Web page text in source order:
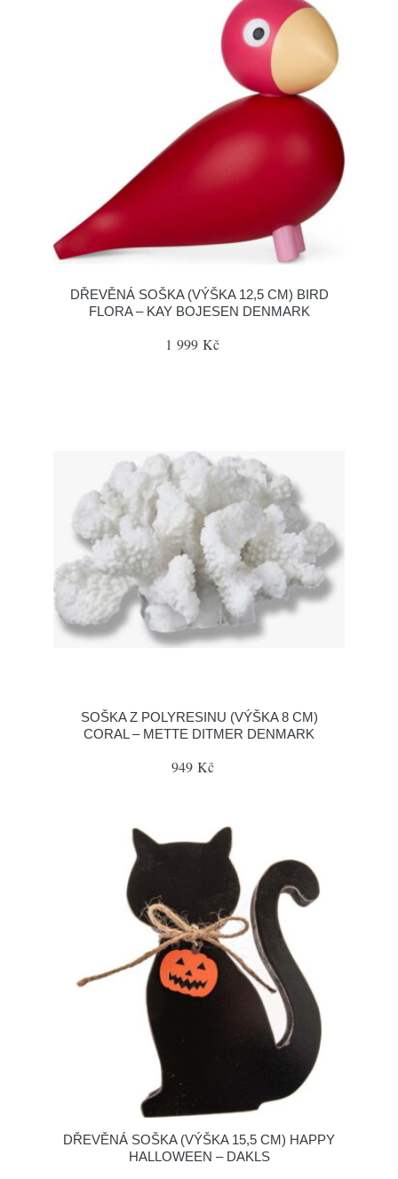
DŘEVĚNÁ SOŠKA (VÝŠKA 12,5 CM) BIRD
FLORA – KAY BOJESEN DENMARK
1 999 Kč
SOŠKA Z POLYRESINU (VÝŠKA 8 CM)
CORAL – METTE DITMER DENMARK
949 Kč
DŘEVĚNÁ SOŠKA (VÝŠKA 15,5 CM) HAPPY
HALLOWEEN – DAKLS